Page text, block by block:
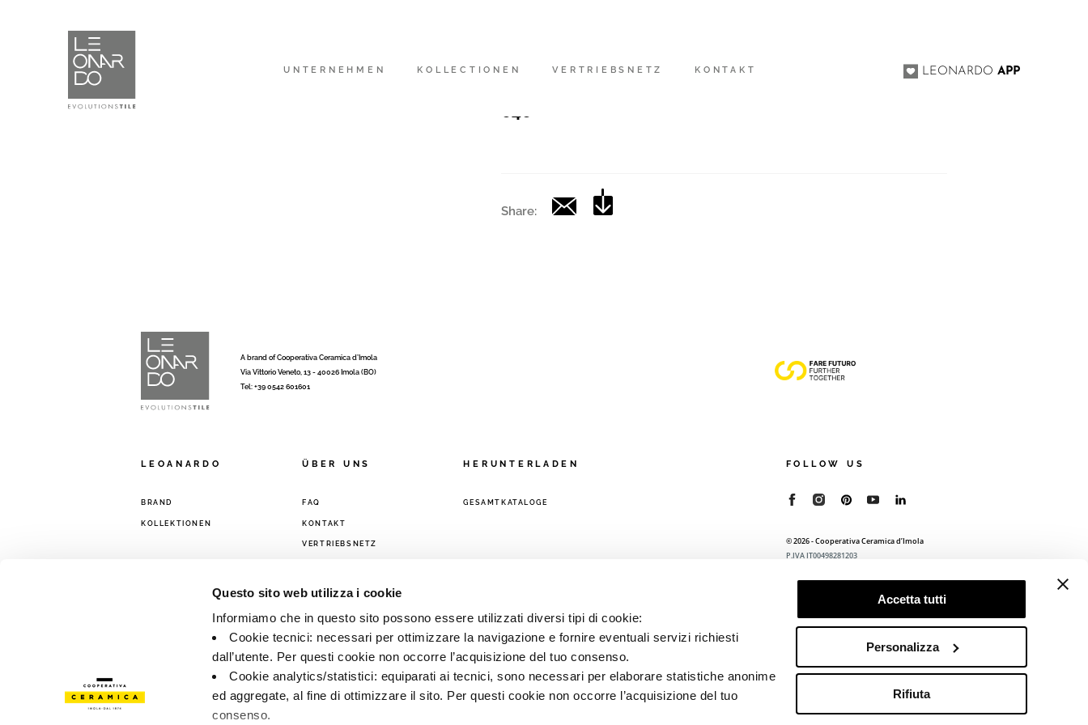
Questo sito web utilizza i cookie
Informiamo che in questo sito possono essere utilizzati diversi tipi di cookie:
Cookie tecnici: necessari per ottimizzare la navigazione e fornire eventuali servizi richiesti
dall’utente. Per questi cookie non occorre l’acquisizione del tuo consenso.
Cookie analytics/statistici: equiparati ai tecnici, sono necessari per elaborare statistiche anonime
ed aggregate, al fine di ottimizzare il sito. Per questi cookie non occorre l’acquisizione del tuo
consenso.
Accetta tutti
Personalizza
Rifiuta
UNTERNEHMEN KOLLECTIONEN VERTRIEBSNETZ KONTAKT LEONARDOAPP
646
Share:
A brand of Cooperativa Ceramica d’Imola
Via Vittorio Veneto, 13 - 40026 Imola (BO)
Tel: +39 0542 601601
LEOANARDO
BRAND
KOLLEKTIONEN
ÜBER UNS
FAQ
KONTAKT
VERTRIEBSNETZ
HERUNTERLADEN
GESAMTKATALOGE
FOLLOW US
© 2026 - Cooperativa Ceramica d’Imola
P.IVA IT00498281203
R.E.A. BO 5545
Cookie policy—Preferenze